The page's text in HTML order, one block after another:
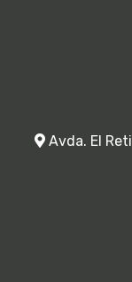
Avda. El